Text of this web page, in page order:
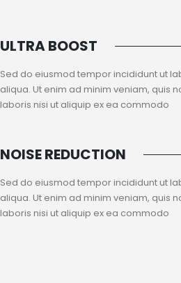
ULTRA BOOST
Sed do eiusmod tempor incididunt ut
aliqua. Ut enim ad minim veniam, quis
laboris nisi ut aliquip ex ea commodo
NOISE REDUCTION
Sed do eiusmod tempor incididunt ut
aliqua. Ut enim ad minim veniam, quis
laboris nisi ut aliquip ex ea commodo